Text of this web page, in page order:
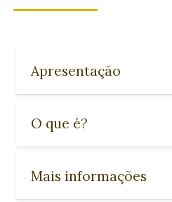
Apresentação
O que é?
Mais informações